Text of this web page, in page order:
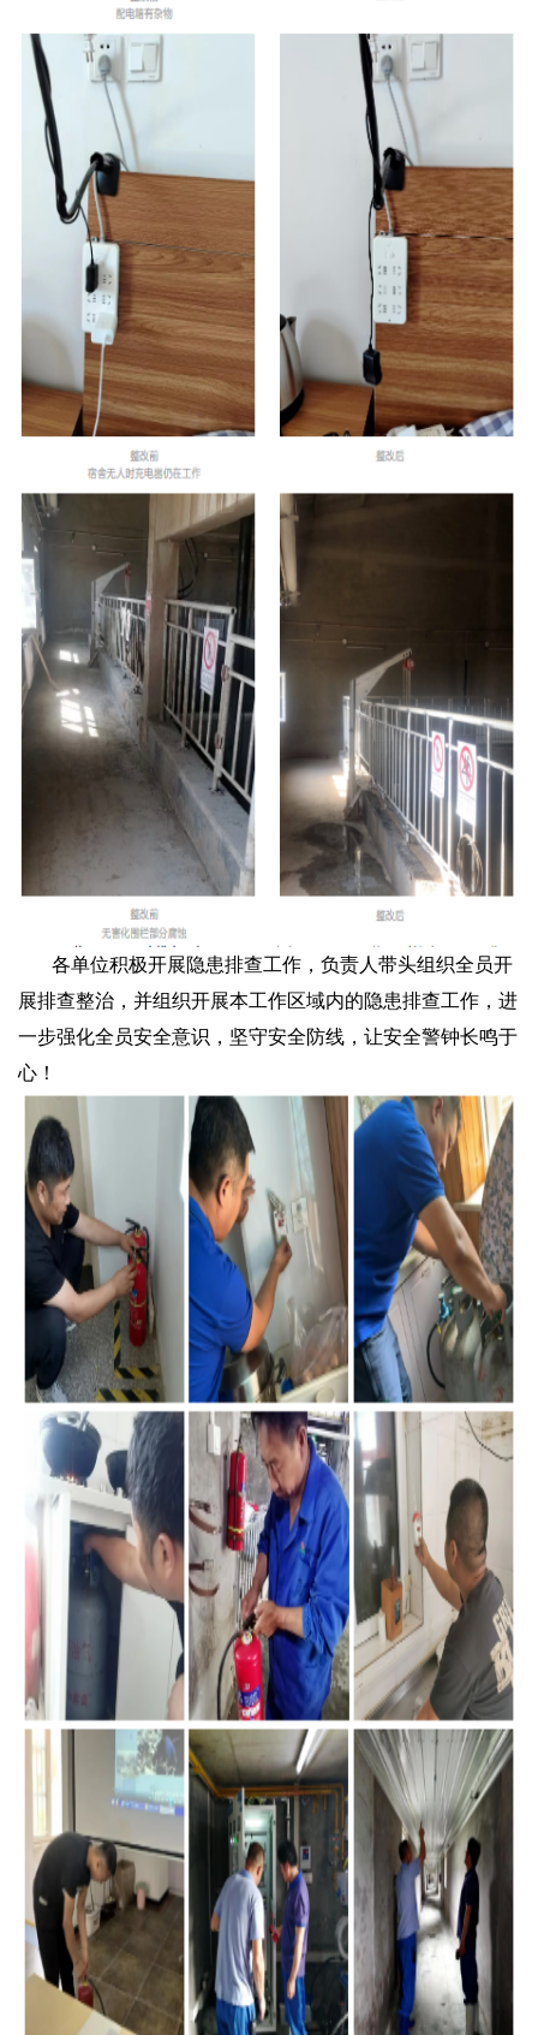
各单位积极开展隐患排查工作，负责人带头组织全员开
展排查整治，并组织开展本工作区域内的隐患排查工作，进
一步强化全员安全意识，坚守安全防线，让安全警钟长鸣于
心！